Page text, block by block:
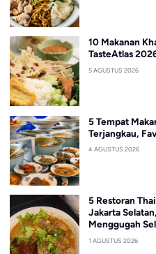
10 Makanan
TasteAtlas
5 AGUSTUS 2026
5 Tempat
Terjangkau,
4 AGUSTUS 2026
5 Restoran
Jakarta
Menggugah
1 AGUSTUS 2026